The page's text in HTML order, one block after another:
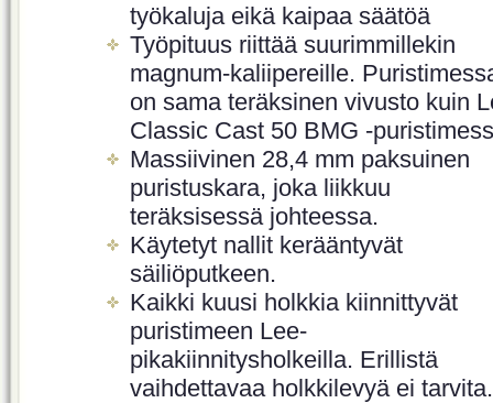
työkaluja eikä kaipaa säätöä
Työpituus riittää suurimmillekin
magnum-kaliipereille.
on sama teräksinen vivusto kuin
Classic Cast 50 BMG -
Massiivinen 28,4 mm paksuinen
puristuskara, joka liikkuu
teräksisessä johteessa.
Käytetyt nallit kerääntyvät
säiliöputkeen.
Kaikki kuusi holkkia kiinnittyvät
puristimeen Lee-
pikakiinnitysholkeilla. Erillistä
vaihdettavaa holkkilevyä ei tarvita.